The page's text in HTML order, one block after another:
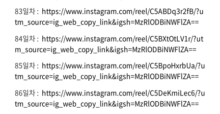
83일차 : https://www.instagram.com/reel/C5ABDq3r2fB/?u
tm_source=ig_web_copy_link&igsh=MzRlODBiNWFlZA==
84일차 : https://www.instagram.com/reel/C5BXtOtLV1r/?ut
m_source=ig_web_copy_link&igsh=MzRlODBiNWFlZA==
85일차 : https://www.instagram.com/reel/C5BpoHxrbUa/?u
tm_source=ig_web_copy_link&igsh=MzRlODBiNWFlZA==
86일차 : https://www.instagram.com/reel/C5DeKmiLec6/?u
tm_source=ig_web_copy_link&igsh=MzRlODBiNWFlZA==